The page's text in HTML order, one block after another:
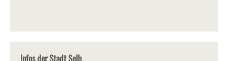
Infos der Stadt Selb